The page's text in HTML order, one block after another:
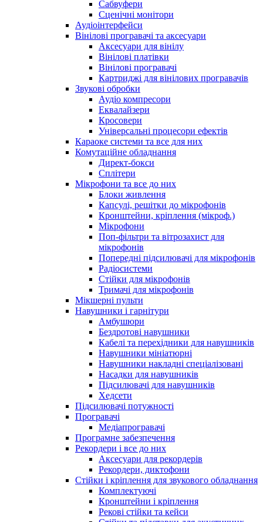
Сабвуфери
Сценічні монітори
Аудіоінтерфейси
Вінілові програвачі та аксесуари
Аксесуари для вінілу
Вінілові платівки
Вінілові програвачі
Картриджі для вінілових програвачів
Звукові обробки
Аудіо компресори
Еквалайзери
Кросовери
Універсальні процесори ефектів
Караоке системи та все для них
Комутаційне обладнання
Директ-бокси
Сплітери
Мікрофони та все до них
Блоки живлення
Капсулі, решітки до мікрофонів
Кронштейни, кріплення (мікроф.)
Мікрофони
Поп-фільтри та вітрозахист для
мікрофонів
Попередні підсилювачі для мікрофонів
Радіосистеми
Стійки для мікрофонів
Тримачі для мікрофонів
Мікшерні пульти
Навушники і гарнітури
Амбушюри
Бездротові навушники
Кабелі та перехідники для навушників
Навушники мініатюрні
Навушники накладні спеціалізовані
Насадки для навушників
Підсилювачі для навушників
Хедсети
Підсилювачі потужності
Програвачі
Медіапрогравачі
Програмне забезпечення
Рекордери і все до них
Аксесуари для рекордерів
Рекордери, диктофони
Стійки і кріплення для звукового обладнання
Комплектуючі
Кронштейни і кріплення
Рекові стійки та кейси